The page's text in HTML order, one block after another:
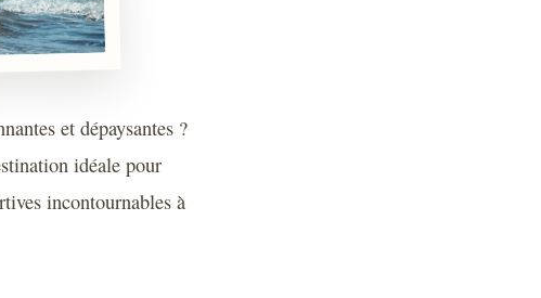
et dépaysantes ?
idéale pour
incontournables à